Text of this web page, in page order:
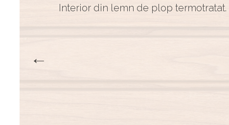
Interior din lemn de plop termotratat.